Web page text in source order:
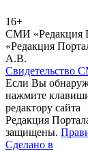
16+
СМИ «Редакция
«Редакция
А.В.
Свидетельство
Если Вы
нажмите
редактору сайта
Редакция
защищены.
Сделано в